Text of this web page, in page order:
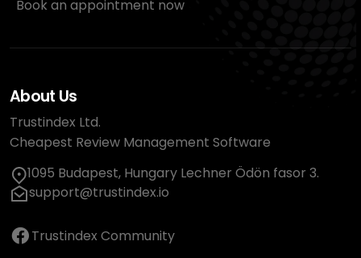
Book an appointment now
About Us
Trustindex Ltd.
Cheapest Review Management Software
1095 Budapest, Hungary Lechner Ödön fasor 3.
support@trustindex.io
Trustindex Community